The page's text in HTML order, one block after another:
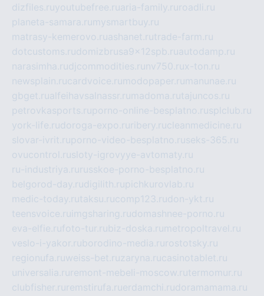
dizfiles.ruyoutubefree.ruaria-family.ru roadli.ru
planeta-samara.ru mysmartbuy.ru
matrasy-kemerovo.ruashanet.rutrade-farm.ru
dotcustoms.rudomizbrusa9x12spb.ruautodamp.ru
narasimha.rudjcommodities.ru nv750.rux-ton.ru
newsplain.rucardvoice.ru modopaper.ru manunae.ru
gbget.rualfeihavsalnassr.ru madoma.rutajuncos.ru
petrovkasports.ruporno-online-besplatno.rusplclub.ru
york-life.rudoroga-expo.ru ribery.rucleanmedicine.ru
slovar-ivrit.ruporno-video-besplatno.ruseks-365.ru
ovucontrol.rusloty-igrovyye-avtomaty.ru
ru-industriya.ru russkoe-porno-besplatno.ru
belgorod-day.rudigilith.rupichkurovlab.ru
medic-today.rutaksu.rucomp123.rudon-ykt.ru
teensvoice.ru imgsharing.rudomashnee-porno.ru
eva-elfie.rufoto-tur.rubiz-doska.ru metropoltravel.ru
veslo-i-yakor.ruborodino-media.ru rostotsky.ru
regionufa.ruweiss-bet.ruzaryna.rucasinotablet.ru
universalia.ru remont-mebeli-moscow.rutermomur.ru
clubfisher.ru remstirufa.ruerdamchi.rudoramamama.ru